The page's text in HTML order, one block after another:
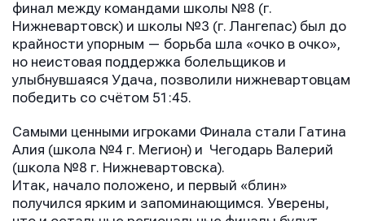
финал между командами школы №8 (г.
Нижневартовск) и школы №3 (г. Лангепас) был до
крайности упорным — борьба шла «очко в очко»,
но неистовая поддержка болельщиков и
улыбнувшаяся Удача, позволили нижневартовцам
победить со счётом 51:45.
Самыми ценными игроками Финала стали Гатина
Алия (школа №4 г. Мегион) и Чегодарь Валерий
(школа №8 г. Нижневартовска).
Итак, начало положено, и первый «блин»
получился ярким и запоминающимся. Уверены,
Отправить
условиями обработки персональных данных
Отправить
условиями обработки персональных данных
Отправить
Нажимая кнопку “Отправить”, вы соглашаетесь с
условиями обработки персональных данных